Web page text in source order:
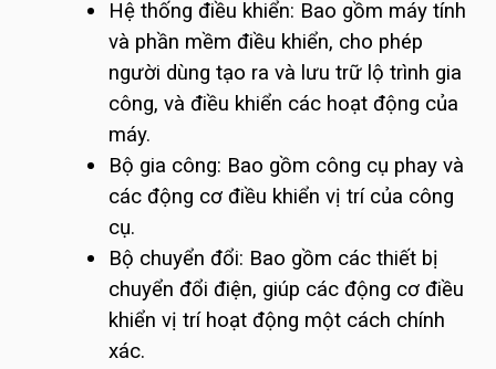
Hệ thống điều khiển: Bao gồm máy tính
và phần mềm điều khiển, cho phép
người dùng tạo ra và lưu trữ lộ trình gia
công, và điều khiển các hoạt động của
máy.
Bộ gia công: Bao gồm công cụ phay và
các động cơ điều khiển vị trí của công
cụ.
Bộ chuyển đổi: Bao gồm các thiết bị
chuyển đổi điện, giúp các động cơ điều
khiển vị trí hoạt động một cách chính
xác.